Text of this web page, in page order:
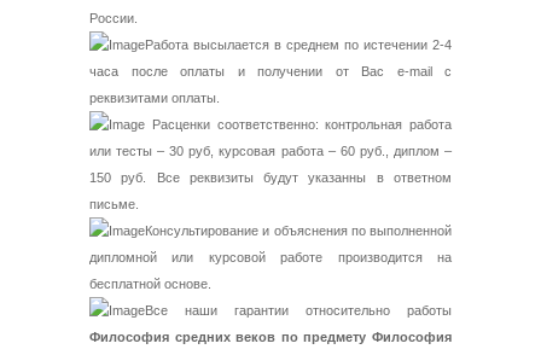
России.
Работа высылается в среднем по истечении 2-4
часа после оплаты и получении от Вас e-mail с
реквизитами оплаты.
Расценки соответственно: контрольная работа
или тесты – 30 руб, курсовая работа – 60 руб., диплом –
150 руб. Все реквизиты будут указанны в ответном
письме.
Консультирование и объяснения по выполненной
дипломной или курсовой работе производится на
бесплатной основе.
Все наши гарантии относительно работы
Философия средних веков по предмету Философия